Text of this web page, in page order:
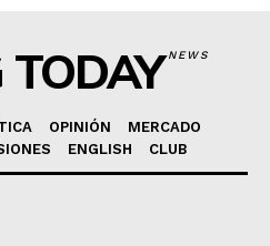
NEWS
OPINIÓN
MERCADO
ENGLISH CLUB